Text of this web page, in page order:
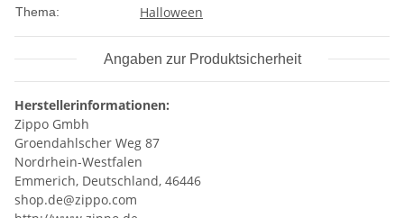
Thema: Halloween
Angaben zur Produktsicherheit
Herstellerinformationen:
Zippo Gmbh
Groendahlscher Weg 87
Nordrhein-Westfalen
Emmerich, Deutschland, 46446
shop.de@zippo.com